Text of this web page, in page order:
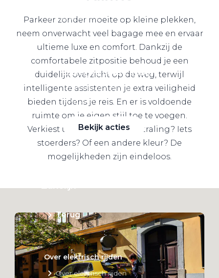
Lease a Bike
Zakelijke Lease acties
Profiteer van zakelijk
voordeel
Bekijk acties
Zakelijk
Terug
Over elektrisch rijden
Over elektrisch rijden
Parkeer zonder moeite op kleine plekken,
neem onverwacht veel bagage mee en ervaar
ultieme luxe en comfort. Dankzij de
comfortabele zitpositie behoud je een
duidelijk overzicht op de weg, terwijl
intelligente assistenten je extra veiligheid
bieden tijdens je reis. En er is voldoende
ruimte om je eigen stijl toe te voegen.
Verkiest u een sportieve uitstraling? Iets
stoerders? Of een andere kleur? De
mogelijkheden zijn eindeloos.